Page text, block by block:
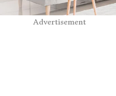
Advertisement